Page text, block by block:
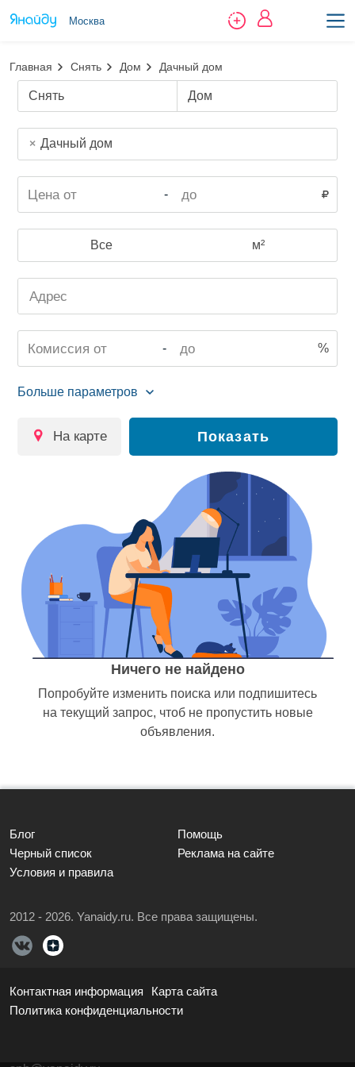
Москва
Главная Снять Дом Дачный дом
Снять Дом
Дачный дом
-
Все м²
- %
на карте Показать
Ничего не найдено
Попробуйте изменить поиска или подпишитесь
на текущий запрос, чтоб не пропустить новые
объявления.
Блог
Помощь
Черный список
Реклама на сайте
Условия и правила
2012 - 2026. Yanaidy.ru. Все права защищены.
Контактная информация
Карта сайта
Политика конфиденциальности